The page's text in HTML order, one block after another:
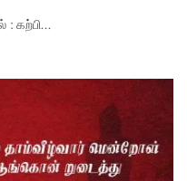
: கற்பி...